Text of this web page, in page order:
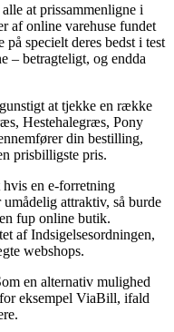
at prissammenligne i
af online varehuse fundet
specielt deres bedst i test
– betragteligt, og endda
at tjekke en række
Hestehalegræs, Pony
din bestilling,
prisbilligste pris.
en e-forretning
attraktiv, så burde
fup online butik.
af Indsigelsesordningen,
webshops.
en alternativ mulighed
eksempel ViaBill, ifald